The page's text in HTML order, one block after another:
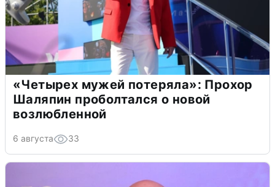
«Четырех мужей потеряла»: Прохор
Шаляпин проболтался о новой
возлюбленной
6 августа 33